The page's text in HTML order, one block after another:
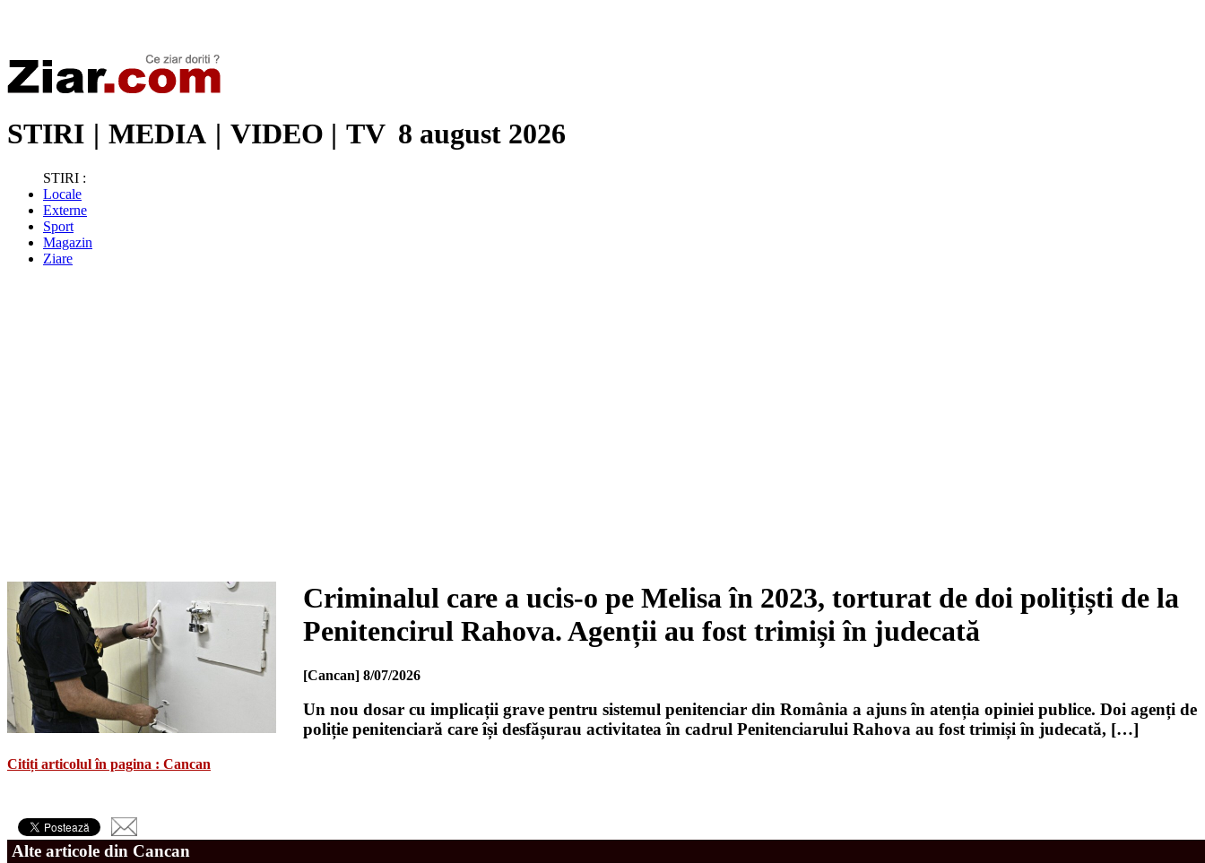
STIRI | MEDIA | VIDEO | TV 8 august 2026
STIRI :
Locale
Externe
Sport
Magazin
Ziare
Criminalul care a ucis-o pe Melisa în 2023, torturat de doi polițiști de la
Penitencirul Rahova. Agenții au fost trimiși în judecată
[Cancan] 8/07/2026
Un nou dosar cu implicații grave pentru sistemul penitenciar din România a ajuns în atenția opiniei publice. Doi agenți de
poliție penitenciară care își desfășurau activitatea în cadrul Penitenciarului Rahova au fost trimiși în judecată, […]
Citiți articolul în pagina : Cancan
Alte articole din Cancan